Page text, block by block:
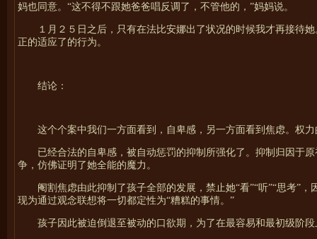
妈也同意。“这不得不跟她爸爸唱反调了，不管他的，”妈妈说。
１月２５日之后，只有在法比安娜出了状况的时候我才再接待
正的适应了的行为。
结论：
这个个案中我们一方面看到，自卑感，另一方面看到焦虑。权
已经合法的自卑感，被自动惩罚的抑制所强化了。抑制归因
争，仿佛证明了她全能的魔力。
阉割焦虑由此抑制了孩子全部的发展，禁止她“看”“听”“思考”
现为通过观念联想将一切都定性为“糟糕的事情。”
孩子因此被迫倒退至被动的口欲期，为了在最容易和最初级阶